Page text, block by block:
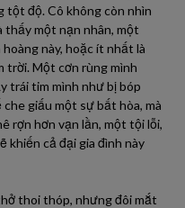
tột độ. Cô không còn nhìn
thấy một nạn nhân, một
này, hoặc ít nhất là
trời. Một cơn rùng mình
trái tim mình như bị bóp
giấu một sự bất hòa, mà
rợn hơn vạn lần, một tội lỗi,
khiến cả đại gia đình này
thoi thóp, nhưng đôi mắt